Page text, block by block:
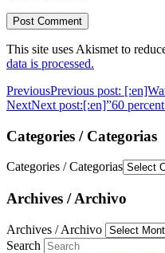
This site uses Akismet to
data is processed.
PreviousPrevious post:
NextNext post:[:en]”60
Categories / Categorias
Categories / Categorias
Archives / Archivo
Archives / Archivo
Search